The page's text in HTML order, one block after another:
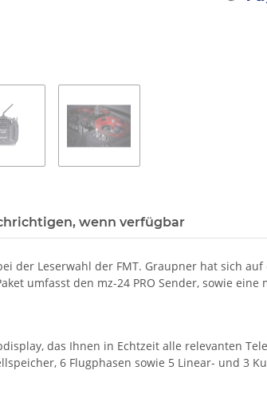
wenn verfügbar
der Leserwahl der FMT. Graupner hat sich
umfasst den mz-24 PRO Sender, sowie
das Ihnen in Echtzeit alle relevanten
6 Flugphasen sowie 5 Linear- und 3